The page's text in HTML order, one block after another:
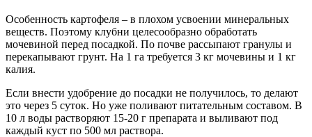
Особенность картофеля – в плохом усвоении минеральных
веществ. Поэтому клубни целесообразно обработать
мочевиной перед посадкой. По почве рассыпают гранулы и
перекапывают грунт. На 1 га требуется 3 кг мочевины и 1 кг
калия.
Если внести удобрение до посадки не получилось, то делают
это через 5 суток. Но уже поливают питательным составом. В
10 л воды растворяют 15-20 г препарата и выливают под
каждый куст по 500 мл раствора.